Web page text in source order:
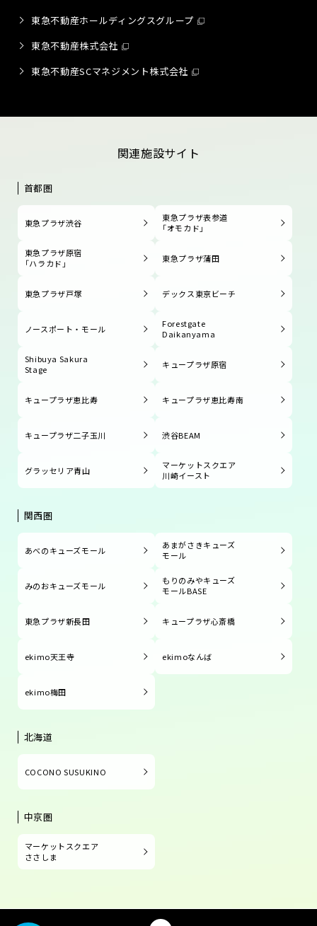
東急不動産ホールディングスグループ
東急不動産株式会社
東急不動産SCマネジメント株式会社
関連施設サイト
首都圏
東急プラザ渋谷
東急プラザ表参道
「オモカド」
東急プラザ原宿
「ハラカド」
東急プラザ蒲田
東急プラザ戸塚 デックス東京ビーチ
ノースポート・モール
Forestgate
Daikanyama
Shibuya Sakura
Stage
キュープラザ原宿
キュープラザ恵比寿 キュープラザ恵比寿南
キュープラザ二子玉川 渋谷BEAM
グラッセリア青山
マーケットスクエア
川崎イースト
関西圏
あべのキューズモール
あまがさきキューズ
モール
みのおキューズモール
もりのみやキューズ
モールBASE
東急プラザ新長田 キュープラザ心斎橋
ekimo天王寺 ekimoなんば
ekimo梅田
北海道
COCONO SUSUKINO
中京圏
マーケットスクエア
ささしま